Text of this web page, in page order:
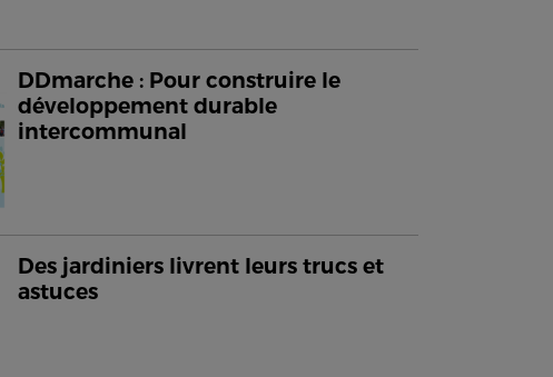
DDmarche : Pour construire le
développement durable
intercommunal
Des jardiniers livrent leurs trucs et
astuces